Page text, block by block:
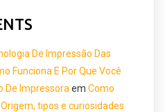
De Impressão Das
Funciona E Por Que Você
De Impressora em Como
tipos e curiosidades